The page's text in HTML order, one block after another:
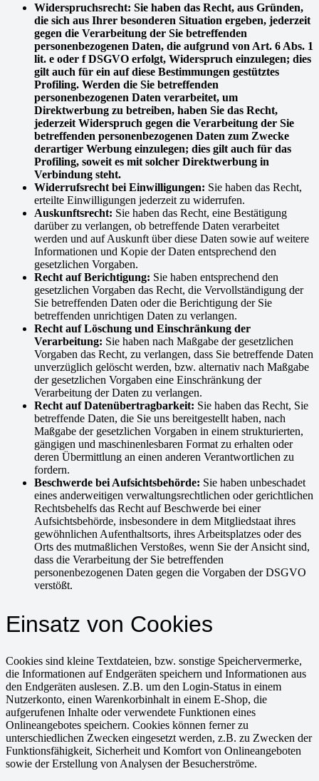
Widerspruchsrecht: Sie haben das Recht, aus Gründen,
die sich aus Ihrer besonderen Situation ergeben, jederzeit
gegen die Verarbeitung der Sie betreffenden
personenbezogenen Daten, die aufgrund von Art. 6 Abs. 1
lit. e oder f DSGVO erfolgt, Widerspruch einzulegen; dies
gilt auch für ein auf diese Bestimmungen gestütztes
Profiling. Werden die Sie betreffenden
personenbezogenen Daten verarbeitet, um
Direktwerbung zu betreiben, haben Sie das Recht,
jederzeit Widerspruch gegen die Verarbeitung der Sie
betreffenden personenbezogenen Daten zum Zwecke
derartiger Werbung einzulegen; dies gilt auch für das
Profiling, soweit es mit solcher Direktwerbung in
Verbindung steht.
Widerrufsrecht bei Einwilligungen: Sie haben das Recht,
erteilte Einwilligungen jederzeit zu widerrufen.
Auskunftsrecht: Sie haben das Recht, eine Bestätigung
darüber zu verlangen, ob betreffende Daten verarbeitet
werden und auf Auskunft über diese Daten sowie auf weitere
Informationen und Kopie der Daten entsprechend den
gesetzlichen Vorgaben.
Recht auf Berichtigung: Sie haben entsprechend den
gesetzlichen Vorgaben das Recht, die Vervollständigung der
Sie betreffenden Daten oder die Berichtigung der Sie
betreffenden unrichtigen Daten zu verlangen.
Recht auf Löschung und Einschränkung der
Verarbeitung: Sie haben nach Maßgabe der gesetzlichen
Vorgaben das Recht, zu verlangen, dass Sie betreffende Daten
unverzüglich gelöscht werden, bzw. alternativ nach Maßgabe
der gesetzlichen Vorgaben eine Einschränkung der
Verarbeitung der Daten zu verlangen.
Recht auf Datenübertragbarkeit: Sie haben das Recht, Sie
betreffende Daten, die Sie uns bereitgestellt haben, nach
Maßgabe der gesetzlichen Vorgaben in einem strukturierten,
gängigen und maschinenlesbaren Format zu erhalten oder
deren Übermittlung an einen anderen Verantwortlichen zu
fordern.
Beschwerde bei Aufsichtsbehörde: Sie haben unbeschadet
eines anderweitigen verwaltungsrechtlichen oder gerichtlichen
Rechtsbehelfs das Recht auf Beschwerde bei einer
Aufsichtsbehörde, insbesondere in dem Mitgliedstaat ihres
gewöhnlichen Aufenthaltsorts, ihres Arbeitsplatzes oder des
Orts des mutmaßlichen Verstoßes, wenn Sie der Ansicht sind,
dass die Verarbeitung der Sie betreffenden
personenbezogenen Daten gegen die Vorgaben der DSGVO
verstößt.
Einsatz von Cookies
Cookies sind kleine Textdateien, bzw. sonstige Speichervermerke,
die Informationen auf Endgeräten speichern und Informationen aus
den Endgeräten auslesen. Z.B. um den Login-Status in einem
Nutzerkonto, einen Warenkorbinhalt in einem E-Shop, die
aufgerufenen Inhalte oder verwendete Funktionen eines
Onlineangebotes speichern. Cookies können ferner zu
unterschiedlichen Zwecken eingesetzt werden, z.B. zu Zwecken der
Funktionsfähigkeit, Sicherheit und Komfort von Onlineangeboten
sowie der Erstellung von Analysen der Besucherströme.